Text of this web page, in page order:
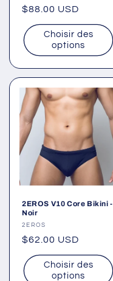
Prix
habituel
$88.00 USD
Choisir des
options
2EROS V10 Core Bikini -
Noir
Fournisseur :
2EROS
Prix
habituel
$62.00 USD
Choisir des
options